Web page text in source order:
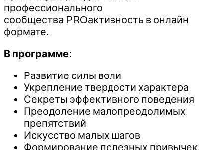
профессионального
сообщества PROактивность в онлайн
формате.
В программе:
Развитие силы воли
Укрепление твердости характера
Секреты эффективного поведения
Преодоление малопреодолимых
препятствий
Искусство малых шагов
Формирование полезных привычек